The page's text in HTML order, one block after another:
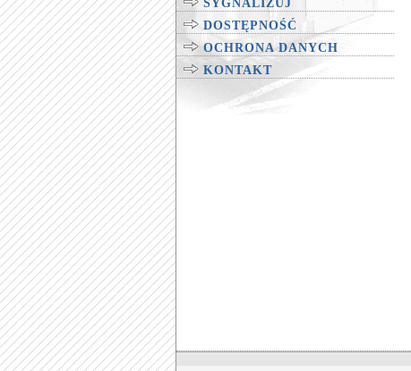
SYGNALIZUJ
DOSTĘPNOŚĆ
OCHRONA DANYCH
KONTAKT